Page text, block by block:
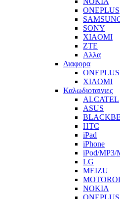
ONEPLUS
SONY
XIAOMI
ZTE
Αλλα
Διαφορα
ONEPLUS
XIAOMI
Καλωδιοταινιες
ALCATEL
ASUS
HTC
iPad
iPhone
iPod/MP3/
LG
MEIZU
NOKIA
ONEPLUS